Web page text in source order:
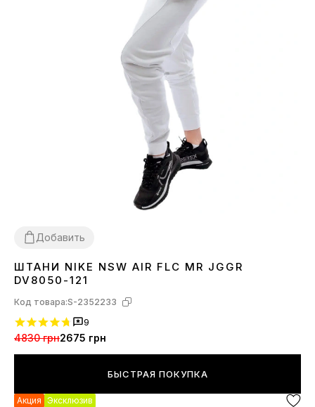
Добавить
SL
ШТАНИ NIKE NSW AIR FLC MR JGGR
DV8050-121
Код товара:S-2352233
9
4830 грн2675 грн
БЫСТРАЯ ПОКУПКА
Акция Эксклюзив